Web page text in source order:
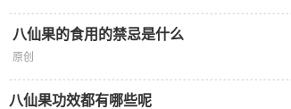
八仙果的食用的禁忌是什么
原创
八仙果功效都有哪些呢